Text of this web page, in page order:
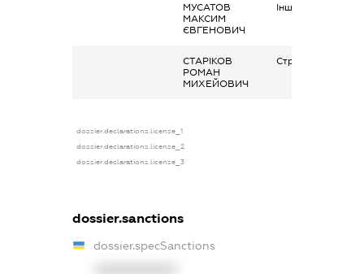
МУСАТОВ
МАКСИМ
ЄВГЕНОВИЧ
Інше
СТАРІКОВ
РОМАН
МИХЕЙОВИЧ
Страхові виплати
dossier.declarations.license_1
dossier.declarations.license_2
dossier.declarations.license_3
dossier.sanctions
dossier.specSanctions